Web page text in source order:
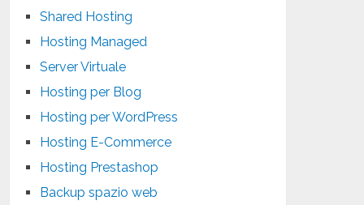
Shared Hosting
Hosting Managed
Server Virtuale
Hosting per Blog
Hosting per WordPress
Hosting E-Commerce
Hosting Prestashop
Backup spazio web